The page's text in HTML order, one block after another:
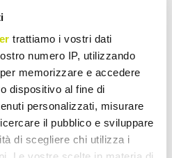
trattiamo i vostri dati
numero IP, utilizzando
memorizzare e accedere
dispositivo al fine di
personalizzati, misurare
il pubblico e sviluppare
di scegliere chi utilizza i
VIADURINI IN THE GARDEN
Fauteuil d'extérieur en